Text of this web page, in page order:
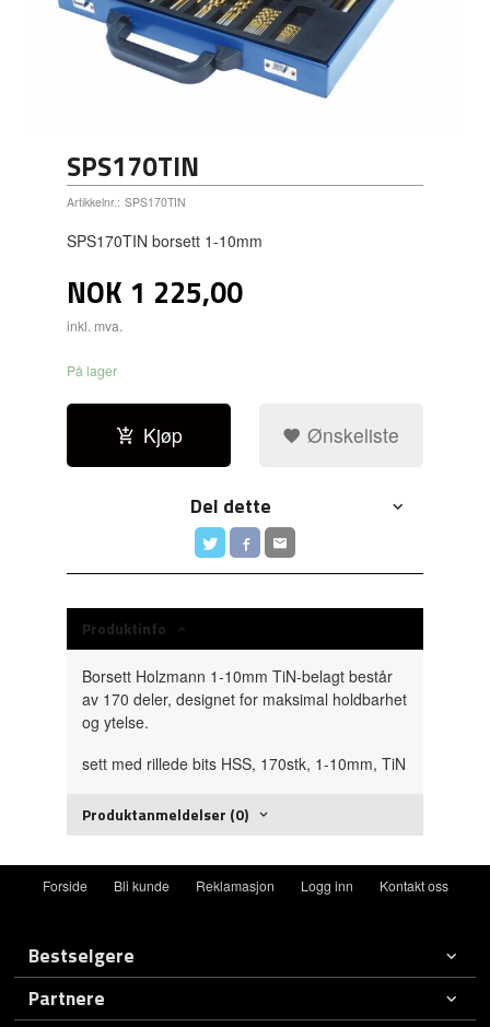
SPS170TIN
Artikkelnr.: SPS170TIN
SPS170TIN borsett 1-10mm
NOK 1 225,00
inkl. mva.
På lager
Kjøp Ønskeliste
Del dette
Produktinfo
Borsett Holzmann 1-10mm TiN-belagt består
av 170 deler, designet for maksimal holdbarhet
og ytelse.
sett med rillede bits HSS, 170stk, 1-10mm, TiN
Produktanmeldelser (0)
Forside Bli kunde Reklamasjon Logg inn Kontakt oss
Bestselgere
Partnere